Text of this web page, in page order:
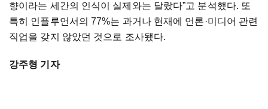
향이라는 세간의 인식이 실제와는 달랐다”고 분석했다. 또
특히 인플루언서의 77%는 과거나 현재에 언론·미디어 관련
직업을 갖지 않았던 것으로 조사됐다.
강주형 기자